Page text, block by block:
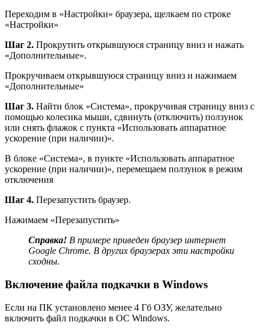
Переходим в «Настройки» браузера, щелкаем по строке
«Настройки»
Шаг 2. Прокрутить открывшуюся страницу вниз и нажать
«Дополнительные».
Прокручиваем открывшуюся страницу вниз и нажимаем
«Дополнительные»
Шаг 3. Найти блок «Система», прокручивая страницу вниз с
помощью колесика мыши, сдвинуть (отключить) ползунок
или снять флажок с пункта «Использовать аппаратное
ускорение (при наличии)».
В блоке «Система», в пункте «Использовать аппаратное
ускорение (при наличии)», перемещаем ползунок в режим
отключения
Шаг 4. Перезапустить браузер.
Нажимаем «Перезапустить»
Справка! В примере приведен браузер интернет
Google Chrome. В других браузерах эти настройки
сходны.
Включение файла подкачки в Windows
Если на ПК установлено менее 4 Гб ОЗУ, желательно
включить файл подкачки в ОС Windows.